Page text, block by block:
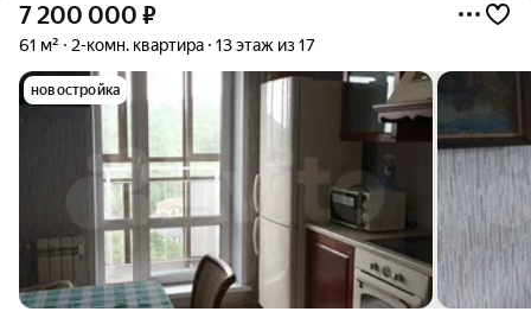
7 200 000 ₽
61 м² 2-комн. квартира 13 этаж из 17
новостройка